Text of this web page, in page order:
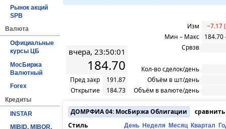
Рынок акций
SPB
Валюта
Официальные
курсы ЦБ
МосБиржа
Валютный
Forex
Кредиты
INSTAR
MIBID, MIBOR,
вчера, 23:50:01
184.70
Пред закр
191.87
Открытие
184.73
Изм
−7.17
Мин – Макс
184.70
Срвзв
Кол-во сделок/день
Объём в шт/день
Объём в валюте/день
ДОМРФИА 04: МосБиржа Облигации
Стиль
День Неделя Месяц Квартал